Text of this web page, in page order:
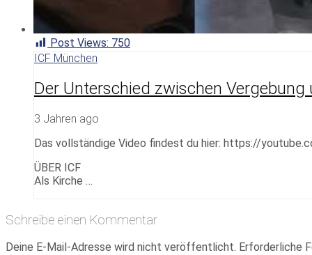
Post Views: 750
ICF München
Der Unterschied zwischen
3 Jahren ago
Das vollständige Video findest du hier: https://
ÜBER ICF
Als Kirche …
Schreibe einen Kommentar
Deine E-Mail-Adresse wird nicht veröffentlicht. Erforderliche